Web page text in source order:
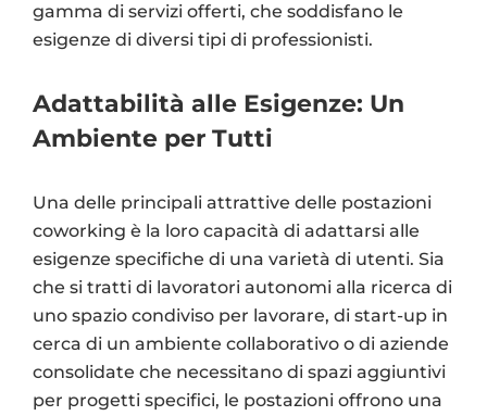
gamma di servizi offerti, che soddisfano le
esigenze di diversi tipi di professionisti.
Adattabilità alle Esigenze: Un
Ambiente per Tutti
Una delle principali attrattive delle postazioni
coworking è la loro capacità di adattarsi alle
esigenze specifiche di una varietà di utenti. Sia
che si tratti di lavoratori autonomi alla ricerca di
uno spazio condiviso per lavorare, di start-up in
cerca di un ambiente collaborativo o di aziende
consolidate che necessitano di spazi aggiuntivi
per progetti specifici, le postazioni offrono una